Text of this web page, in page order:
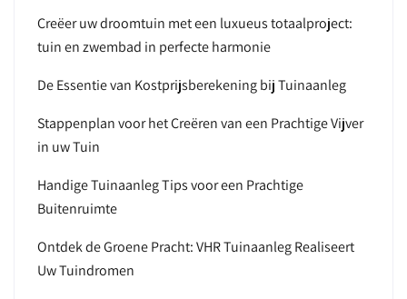
Creëer uw droomtuin met een luxueus totaalproject:
tuin en zwembad in perfecte harmonie
De Essentie van Kostprijsberekening bij Tuinaanleg
Stappenplan voor het Creëren van een Prachtige Vijver
in uw Tuin
Handige Tuinaanleg Tips voor een Prachtige
Buitenruimte
Ontdek de Groene Pracht: VHR Tuinaanleg Realiseert
Uw Tuindromen